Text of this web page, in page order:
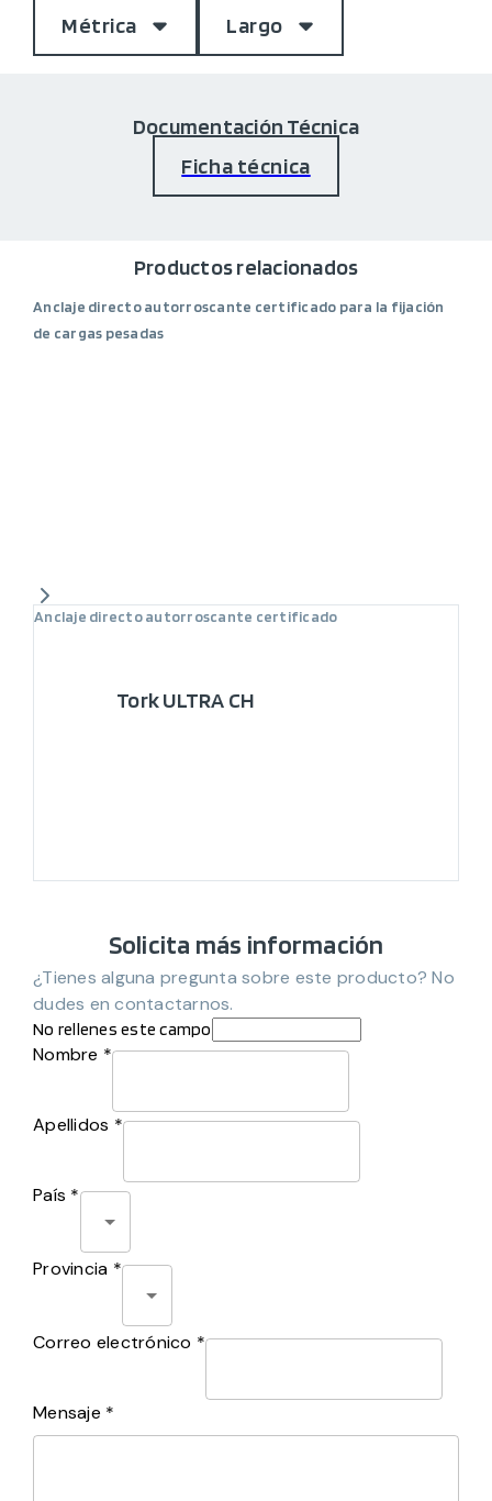
Métrica
Largo
Documentación Técnica
Ficha técnica
Productos relacionados
Anclaje directo autorroscante certificado para la fijación
de cargas pesadas
Anclaje directo autorroscante certificado
Tork ULTRA CH
Solicita más información
¿Tienes alguna pregunta sobre este producto? No
dudes en contactarnos.
No rellenes este campo
Nombre *
Apellidos *
País *
Provincia *
Correo electrónico *
Mensaje *